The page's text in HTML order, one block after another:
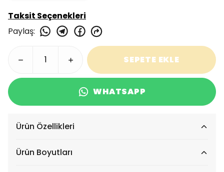
Taksit Seçenekleri
Paylaş:
SEPETE EKLE
WHATSAPP
Ürün Özellikleri
Ürün Boyutları